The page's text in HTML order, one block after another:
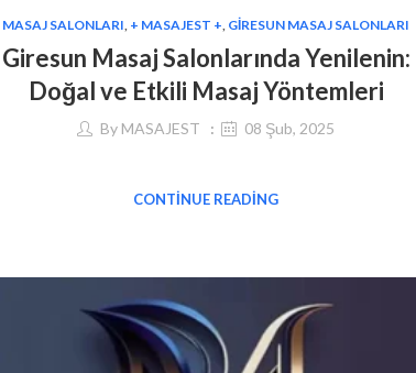
MASAJ SALONLARI + MASAJEST + GIRESUN MASAJ SALONLARI
Giresun Masaj Salonlarında Yenilenin:
Doğal ve Etkili Masaj Yöntemleri
By MASAJEST 08 Şub, 2025
CONTINUE READING